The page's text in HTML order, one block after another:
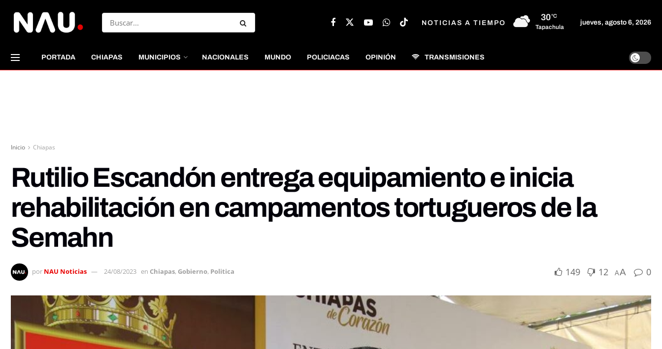
NOTICIAS A TIEMPO
30°C
Tapachula
jueves, agosto 6, 2026
PORTADA CHIAPAS MUNICIPIOS NACIONALES MUNDO POLICIACAS OPINIÓN TRANSMISIONES
Inicio Chiapas
Rutilio Escandón entrega equipamiento e inicia
rehabilitación en campamentos tortugueros de la
Semahn
por NAU Noticias 24/08/2023 en Chiapas, Gobierno, Politica 149 12 AA 0